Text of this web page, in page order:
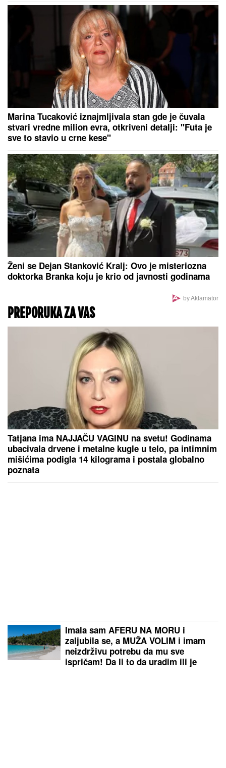
Marina Tucaković iznajmljivala stan gde je čuvala
stvari vredne milion evra, otkriveni detalji: "Futa je
sve to stavio u crne kese"
Ženi se Dejan Stanković Kralj: Ovo je misteriozna
doktorka Branka koju je krio od javnosti godinama
by Aklamator
PREPORUKA ZA VAS
Tatjana ima NAJJAČU VAGINU na svetu! Godinama
ubacivala drvene i metalne kugle u telo, pa intimnim
mišićima podigla 14 kilograma i postala globalno
poznata
Imala sam AFERU NA MORU i
zaljubila se, a MUŽA VOLIM i imam
neizdrživu potrebu da mu sve
ispričam! Da li to da uradim ili je